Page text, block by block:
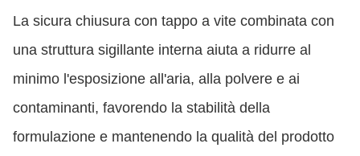
La sicura chiusura con tappo a vite combinata con
una struttura sigillante interna aiuta a ridurre al
minimo l'esposizione all'aria, alla polvere e ai
contaminanti, favorendo la stabilità della
formulazione e mantenendo la qualità del prodotto